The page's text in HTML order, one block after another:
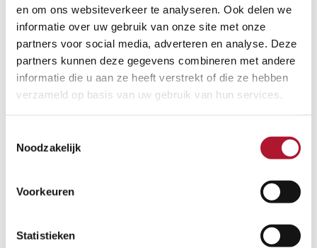
en om ons websiteverkeer te analyseren. Ook delen we
informatie over uw gebruik van onze site met onze
partners voor social media, adverteren en analyse. Deze
partners kunnen deze gegevens combineren met andere
informatie die u aan ze heeft verstrekt of die ze hebben
verzameld op basis van uw gebruik van hun services.
Noodzakelijk
Voorkeuren
Statistieken
Advies
augustus 19, 2025
Waarom kiezen professionele gebruikers voor Kränzle
Kränzle hogedrukreinigers?
Welk water is geschikt voor mijn hogedrukreiniger?